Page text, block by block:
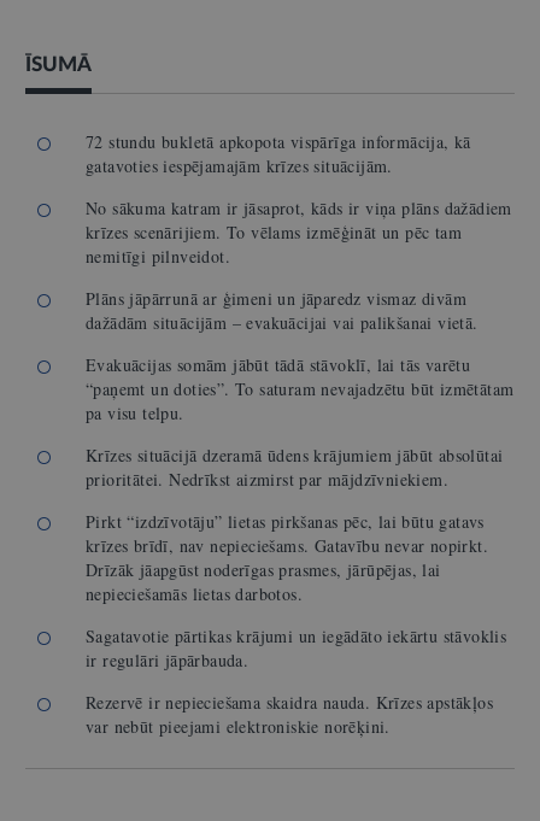
ĪSUMĀ
72 stundu bukletā apkopota vispārīga informācija, kā
gatavoties iespējamajām krīzes situācijām.
No sākuma katram ir jāsaprot, kāds ir viņa plāns dažādiem
krīzes scenārijiem. To vēlams izmēģināt un pēc tam
nemitīgi pilnveidot.
Plāns jāpārrunā ar ģimeni un jāparedz vismaz divām
dažādām situācijām – evakuācijai vai palikšanai vietā.
Evakuācijas somām jābūt tādā stāvoklī, lai tās varētu
“paņemt un doties”. To saturam nevajadzētu būt izmētātam
pa visu telpu.
Krīzes situācijā dzeramā ūdens krājumiem jābūt absolūtai
prioritātei. Nedrīkst aizmirst par mājdzīvniekiem.
Pirkt “izdzīvotāju” lietas pirkšanas pēc, lai būtu gatavs
krīzes brīdī, nav nepieciešams. Gatavību nevar nopirkt.
Drīzāk jāapgūst noderīgas prasmes, jārūpējas, lai
nepieciešamās lietas darbotos.
Sagatavotie pārtikas krājumi un iegādāto iekārtu stāvoklis
ir regulāri jāpārbauda.
Rezervē ir nepieciešama skaidra nauda. Krīzes apstākļos
var nebūt pieejami elektroniskie norēķini.